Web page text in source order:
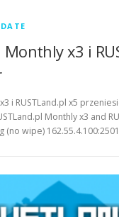
Monthly x3 i
i RUSTLand.pl x5
Monthly x3 and
wipe)